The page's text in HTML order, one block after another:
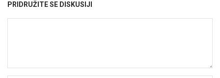
PRIDRUŽITE SE DISKUSIJI